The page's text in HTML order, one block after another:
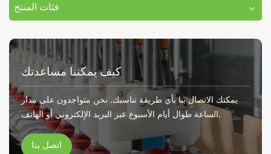
فئات المنتج
كيف يمكننا مساعدتك
يمكنك الاتصال بنا بأي طريقة تناسبك. نحن متواجدون على مدار
الساعة طوال أيام الأسبوع عبر البريد الإلكتروني أو الهاتف.
اتصل بنا